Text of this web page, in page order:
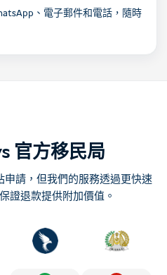
、電子郵件和電話，隨時
官方移民局
請，但我們的服務透過更快速
證退款提供附加價值。